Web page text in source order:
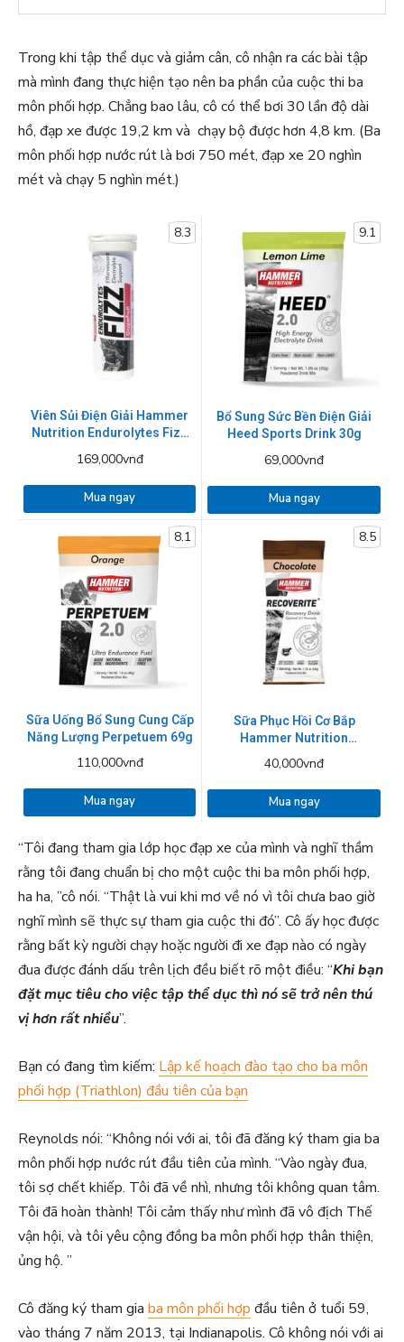
Trong khi tập thể dục và giảm cân, cô nhận ra các bài tập
mà mình đang thực hiện tạo nên ba phần của cuộc thi ba
môn phối hợp. Chẳng bao lâu, cô có thể bơi 30 lần độ dài
hồ, đạp xe được 19,2 km và chạy bộ được hơn 4,8 km. (Ba
môn phối hợp nước rút là bơi 750 mét, đạp xe 20 nghìn
mét và chạy 5 nghìn mét.)
8.3
Viên Sủi Điện Giải Hammer
Nutrition Endurolytes Fizz
169,000vnđ
Mua ngay
9.1
Bổ Sung Sức Bền Điện Giải
Heed Sports Drink 30g
69,000vnđ
Mua ngay
8.1
Sữa Uống Bổ Sung Cung Cấp
Năng Lượng Perpetuem 69g
110,000vnđ
Mua ngay
8.5
Sữa Phục Hồi Cơ Bắp
Hammer Nutrition
40,000vnđ
Mua ngay
“Tôi đang tham gia lớp học đạp xe của mình và nghĩ thầm
rằng tôi đang chuẩn bị cho một cuộc thi ba môn phối hợp,
ha ha, ”cô nói. “Thật là vui khi mơ về nó vì tôi chưa bao giờ
nghĩ mình sẽ thực sự tham gia cuộc thi đó”. Cô ấy học được
rằng bất kỳ người chạy hoặc người đi xe đạp nào có ngày
đua được đánh dấu trên lịch đều biết rõ một điều: “Khi bạn
đặt mục tiêu cho việc tập thể dục thì nó sẽ trở nên thú
vị hơn rất nhiều”.
Bạn có đang tìm kiếm: Lập kế hoạch đào tạo cho ba môn
phối hợp (Triathlon) đầu tiên của bạn
Reynolds nói: “Không nói với ai, tôi đã đăng ký tham gia ba
môn phối hợp nước rút đầu tiên của mình. “Vào ngày đua,
tôi sợ chết khiếp. Tôi đã về nhì, nhưng tôi không quan tâm.
Tôi đã hoàn thành! Tôi cảm thấy như mình đã vô địch Thế
vận hội, và tôi yêu cộng đồng ba môn phối hợp thân thiện,
ủng hộ. ”
Cô đăng ký tham gia ba môn phối hợp đầu tiên ở tuổi 59,
vào tháng 7 năm 2013, tại Indianapolis. Cô không nói với ai